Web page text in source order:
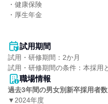
・健康保険
・厚生年金
試用期間
試用・研修期間：2か月
職場情報
過去3年間の男女別新卒採用者数
▼2024年度